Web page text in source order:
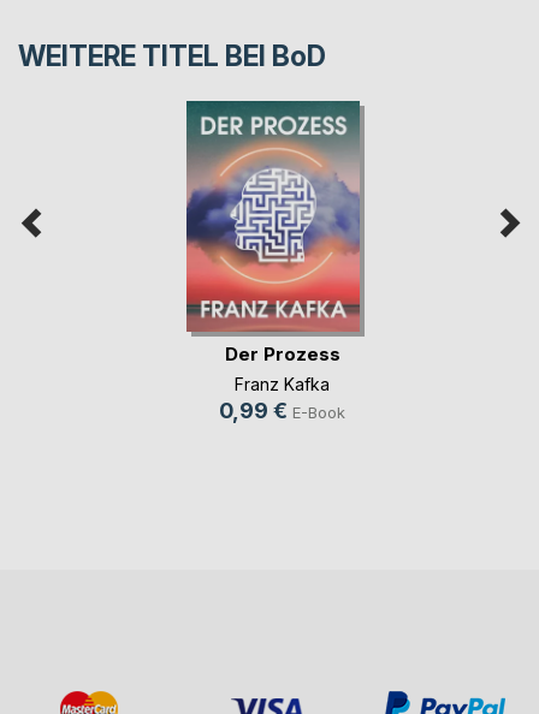
WEITERE TITEL BEI BoD
Der Prozess
Franz Kafka
0,99 € E-Book